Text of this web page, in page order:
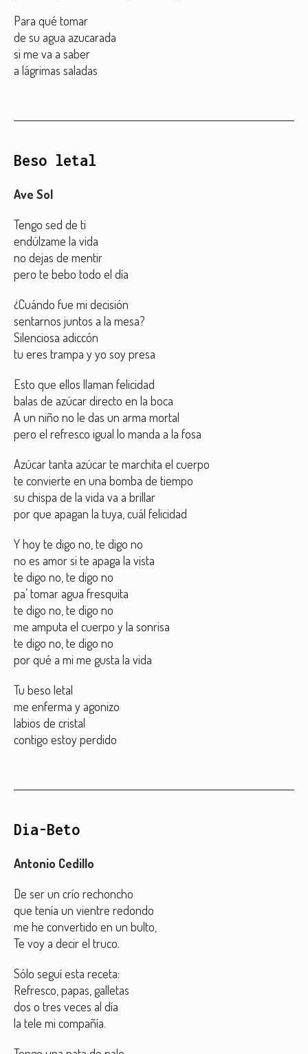
Para qué tomar
de su agua azucarada
si me va a saber
a lágrimas saladas
Beso letal
Ave Sol
Tengo sed de ti
endúlzame la vida
no dejas de mentir
pero te bebo todo el día
¿Cuándo fue mi decisión
sentarnos juntos a la mesa?
Silenciosa adiccón
tu eres trampa y yo soy presa
Esto que ellos llaman felicidad
balas de azúcar directo en la boca
A un niño no le das un arma mortal
pero el refresco igual lo manda a la fosa
Azúcar tanta azúcar te marchita el cuerpo
te convierte en una bomba de tiempo
su chispa de la vida va a brillar
por que apagan la tuya, cuál felicidad
Y hoy te digo no, te digo no
no es amor si te apaga la vista
te digo no, te digo no
pa’ tomar agua fresquita
te digo no, te digo no
me amputa el cuerpo y la sonrisa
te digo no, te digo no
por qué a mi me gusta la vida
Tu beso letal
me enferma y agonizo
labios de cristal
contigo estoy perdido
Dia-Beto
Antonio Cedillo
De ser un crío rechoncho
que tenía un vientre redondo
me he convertido en un bulto,
Te voy a decir el truco.
Sólo seguí esta receta:
Refresco, papas, galletas
dos o tres veces al día
la tele mi compañía.